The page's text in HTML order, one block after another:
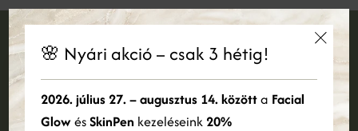
Foglalj időpontot
Jelentkezz konzultációra és foglald le időpontodat
🌸 Nyári akció – csak 3 hétig!
2026. július 27. – augusztus 14. közötta Facial
GlowésSkinPen kezeléseink 20%
Ez a weboldal sütiket használ
Cookie-kat használunk a tartalom, a hirdetések személyre